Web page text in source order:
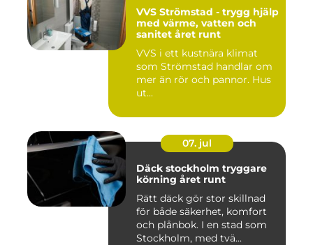
VVS Strömstad - trygg hjälp
med värme, vatten och
sanitet året runt
VVS i ett kustnära klimat
som Strömstad handlar om
mer än rör och pannor. Hus
ut...
07. jul
Däck stockholm tryggare
körning året runt
Rätt däck gör stor skillnad
för både säkerhet, komfort
och plånbok. I en stad som
Stockholm, med tvä...